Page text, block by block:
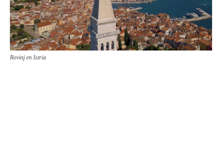
Rovinj en Istria